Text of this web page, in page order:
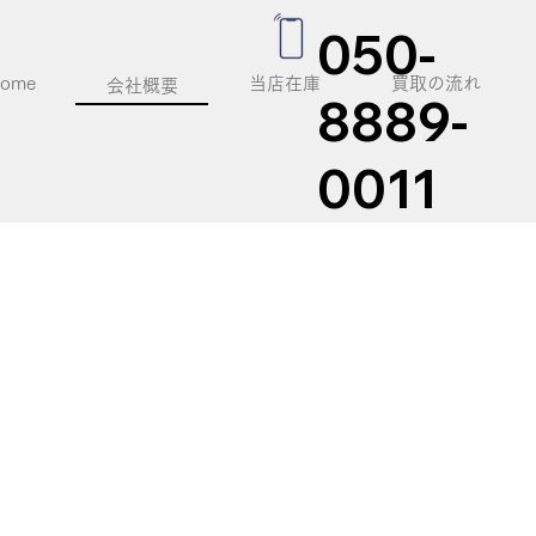
会社概要 当店在庫 買取の流れ
050-
8889-
0011